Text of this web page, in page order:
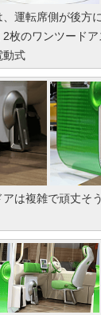
運転席側が後方
枚のワンツード
動式
は複雑で頑丈そ